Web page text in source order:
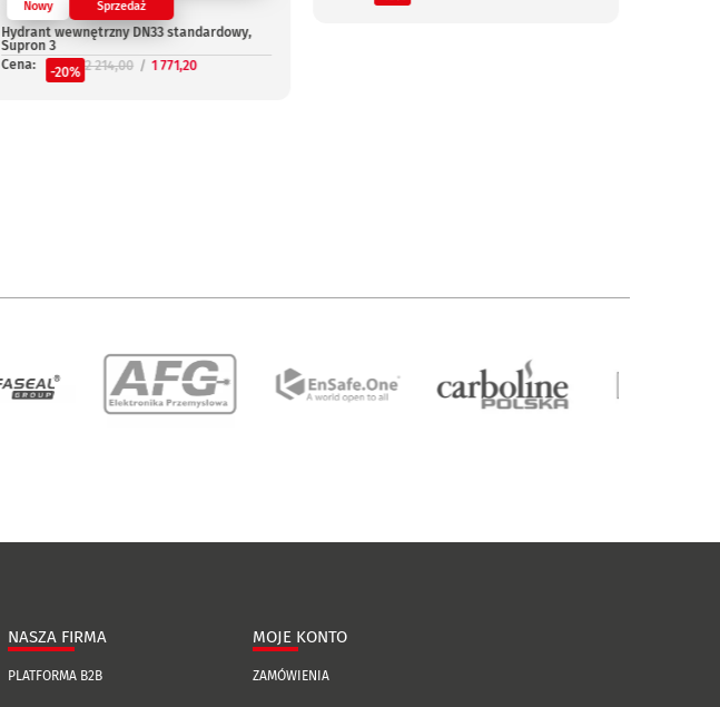
Nowy Sprzedaż
Hydrant wewnętrzny DN33 standardowy,
Supron 3
Cena:
-20% 2 214,00 1 771,20
NASZA FIRMA
PLATFORMA B2B
MOJE KONTO
ZAMÓWIENIA